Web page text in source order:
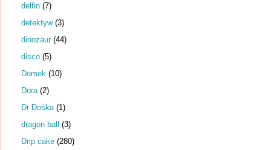
delfin (7)
detektyw (3)
dinozaur (44)
disco (5)
Domek (10)
Dora (2)
Dr Dośka (1)
dragon ball (3)
Drip cake (280)